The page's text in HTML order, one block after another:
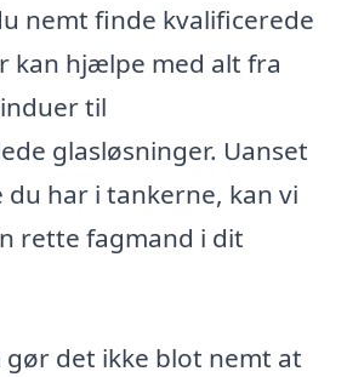
nemt finde kvalificerede
kan hjælpe med alt fra
til
glasløsninger. Uanset
du har i tankerne, kan vi
rette fagmand i dit
det ikke blot nemt at